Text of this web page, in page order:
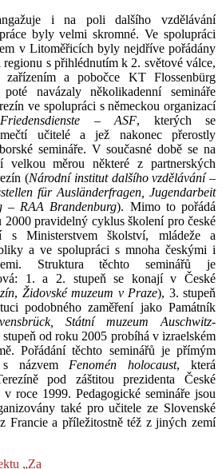
i na poli dalšího vzdělávání
byly velmi skromné. Ve spolupráci
v Litoměřicích byly nejdříve pořádány
s přihlédnutím k 2. světové válce,
zařízením a pobočce KT Flossenbürg
navázaly několikadenní semináře
ve spolupráci s německou organizací
– ASF, kterých se
učitelé a jež nakonec přerostly
semináře. V současné době se na
velkou měrou některé z partnerských
(Národní institut dalšího vzdělávání –
für Ausländerfragen, Jugendarbeit
– RAA Brandenburg). Mimo to pořádá
2000 pravidelný cyklus školení pro české
s Ministerstvem školství, mládeže a
a ve spolupráci s mnoha českými i
Struktura těchto seminářů je
1. a 2. stupeň se konají v České
, Židovské muzeum v Praze), 3. stupeň
podobného zaměření jako Památník
Státní muzeum Auschwitz-
stupeň od roku 2005 probíhá v izraelském
Pořádání těchto seminářů je přímým
s názvem Fenomén holocaust, která
pod záštitou prezidenta České
roce 1999. Pedagogické semináře jsou
také pro učitele ze Slovenské
Francie a příležitostně též z jiných zemí